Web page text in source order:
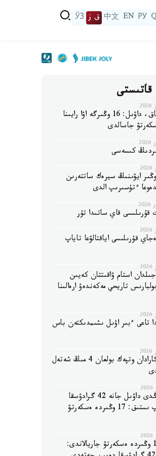
РУ
EN
中文 ق ز ЎЗ
قاتىستى
نوسەر، بۇرشاق، داۋىل: 16 وڭىرگە اۋا رايىنا
جاسالدى
كىسەسى
ايۋىنىڭ سيرەك ساتتەرىن
ءتۇسىرىپ الدى
قۇرىلىسى قاي ساتىدا تۇر
قۇرىلىسى اياقتالۋعا تاياپ
ەلىمىزدە 70 جىلدان استام ۋاقىتتان كەيىن
تاريحي مەكەندەۋ ارەالىنا
تاعى ءبىر اۋىل ىشىمدىكتەن باس
شىلدەدە شەكارادان وتپەك بولعان 4 مىڭ شەتەل
نايزاعاي، شاڭدى داۋىل جانە 42 گرادۋسقا
دەيىنگى اپتاپ ىستىق: 17 وڭىردە ەسكەرتۋ
استانا مەن 16 وڭىردە ەسكەرتۋ جاريالاندى: